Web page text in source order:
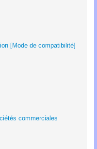
[Mode de compatibilité]
commerciales